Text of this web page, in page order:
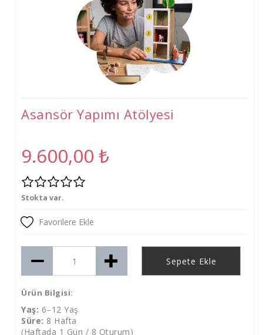
Atölyeler
Beceri Atölyeleri(5-12 Yaş)
Asansör Yapımı Atölyesi
9.600,00 ₺
Stokta var.
Favorilere Ekle
Sepete Ekle
Ürün Bilgisi:
Yaş: 6–12 Yaş
Süre: 8 Hafta
(Haftada 1 Gün / 8 Oturum)